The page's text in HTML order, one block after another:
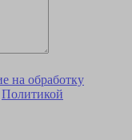
на обработку
Политикой